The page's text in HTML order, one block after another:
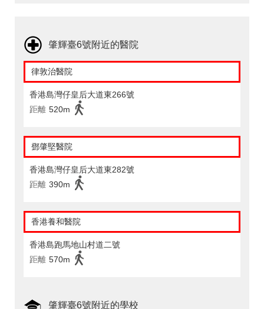
肇輝臺6號附近的醫院
律敦治醫院
香港島灣仔皇后大道東266號
距離 520m
鄧肇堅醫院
香港島灣仔皇后大道東282號
距離 390m
香港養和醫院
香港島跑馬地山村道二號
距離 570m
肇輝臺6號附近的學校